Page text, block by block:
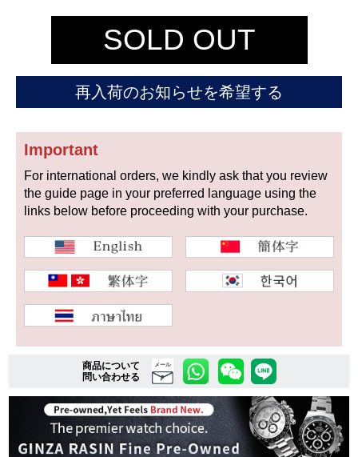
コンスタンタン
商品の状態から探す
新品 未使用品
中古品 アンティーク品
WEB限定品
複数条件で商品を絞り込む
詳細検索はこちら
SOLD OUT
再入荷のお知らせを希望する
Important
For international orders, we kindly ask that you review
the guide page in your preferred language using the
links below before proceeding with your purchase.
商品について
問い合わせる
メール